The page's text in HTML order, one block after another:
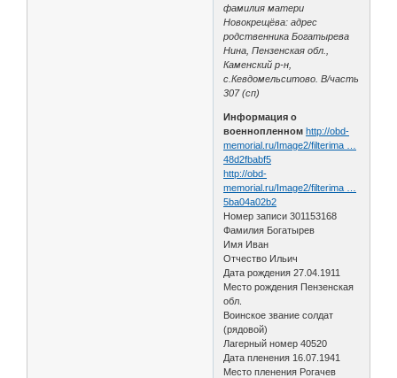
фамилия матери
Новокрещёва: адрес
родственника Богатырева
Нина, Пензенская обл.,
Каменский р-н,
с.Кевдомельситово. В/часть
307 (сп)
Информация о
военнопленном http://obd-
memorial.ru/Image2/filterima …
48d2fbabf5
http://obd-
memorial.ru/Image2/filterima …
5ba04a02b2
Номер записи 301153168
Фамилия Богатырев
Имя Иван
Отчество Ильич
Дата рождения 27.04.1911
Место рождения Пензенская
обл.
Воинское звание солдат
(рядовой)
Лагерный номер 40520
Дата пленения 16.07.1941
Место пленения Рогачев